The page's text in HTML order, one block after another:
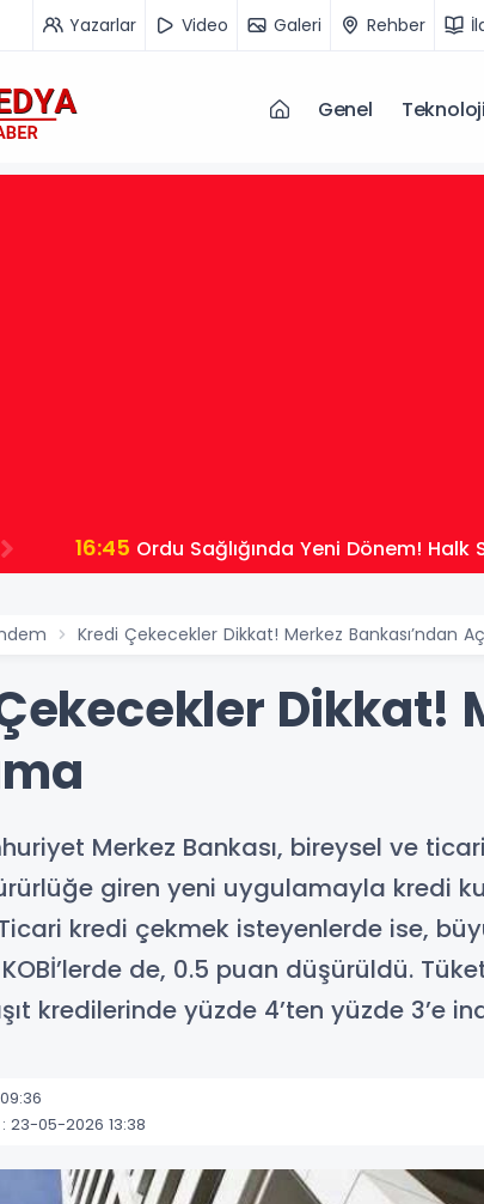
Yazarlar Video Galeri Rehber
Genel Teknoloji
16:45 Ordu Sağlığında Yeni Dönem! Halk
Kredi Çekecekler Dikkat! Merkez Bankası’ndan
Dikkat!
Merkez Bankası, bireysel ve
giren yeni uygulamayla kredi
kredi çekmek isteyenlerde ise,
KOBİ’lerde de, 0.5 puan düşürüldü.
kredilerinde yüzde 4’ten yüzde 3’e
23-05-2026 13:38